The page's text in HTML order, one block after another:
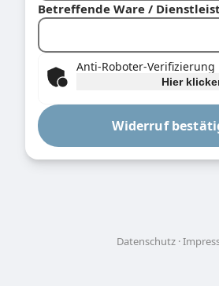
Betreffende Ware /
Anti-Roboter-Verifizierung
Hier
Widerruf
Datenschutz